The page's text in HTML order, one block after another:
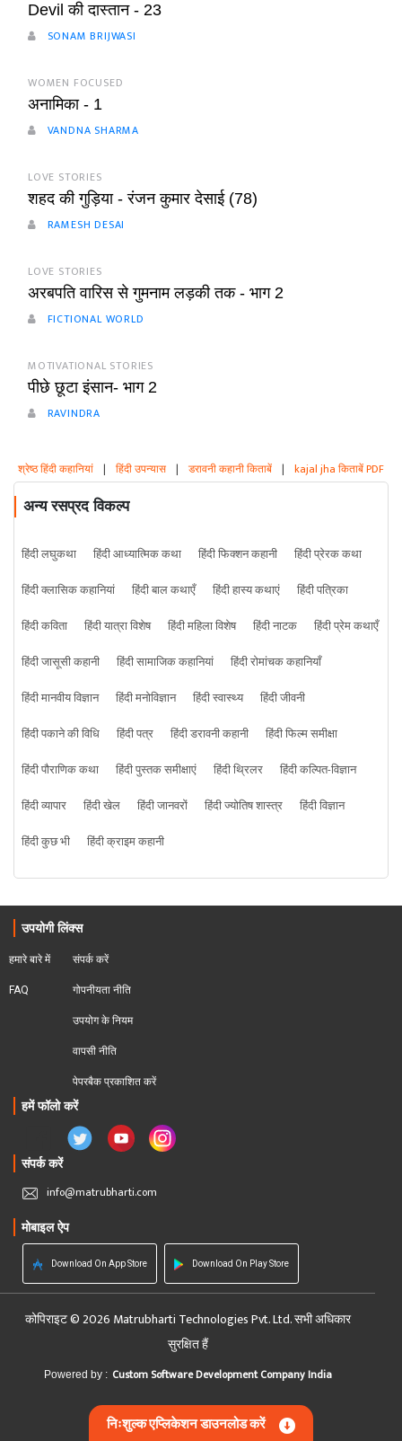
Devil की दास्तान - 23
SONAM BRIJWASI
WOMEN FOCUSED
अनामिका - 1
VANDNA SHARMA
LOVE STORIES
शहद की गुड़िया - रंजन कुमार देसाई (78)
RAMESH DESAI
LOVE STORIES
अरबपति वारिस से गुमनाम लड़की तक - भाग 2
FICTIONAL WORLD
MOTIVATIONAL STORIES
पीछे छूटा इंसान- भाग 2
RAVINDRA
श्रेष्ठ हिंदी कहानियां | हिंदी उपन्यास | डरावनी कहानी किताबें | kajal jha किताबें PDF
अन्य रसप्रद विकल्प
हिंदी लघुकथा हिंदी आध्यात्मिक कथा हिंदी फिक्शन कहानी
हिंदी प्रेरक कथा
हिंदी क्लासिक कहानियां
हिंदी बाल कथाएँ हिंदी हास्य कथाएं
हिंदी पत्रिका
हिंदी कविता
हिंदी यात्रा विशेष हिंदी महिला विशेष हिंदी नाटक
हिंदी प्रेम कथाएँ
हिंदी जासूसी कहानी
हिंदी सामाजिक कहानियां
हिंदी रोमांचक कहानियाँ
हिंदी मानवीय विज्ञान
हिंदी मनोविज्ञान हिंदी स्वास्थ्य
हिंदी जीवनी
हिंदी पकाने की विधि
हिंदी पत्र हिंदी डरावनी कहानी
हिंदी फिल्म समीक्षा
हिंदी पौराणिक कथा
हिंदी पुस्तक समीक्षाएं हिंदी थ्रिलर
हिंदी कल्पित-विज्ञान
हिंदी व्यापार
हिंदी खेल हिंदी जानवरों हिंदी ज्योतिष शास्त्र
हिंदी विज्ञान
हिंदी कुछ भी
हिंदी क्राइम कहानी
उपयोगी लिंक्स
हमारे बारे में
FAQ
संपर्क करें
गोपनीयता नीति
उपयोग के नियम
वापसी नीति
पेपरबैक प्रकाशित करें
हमें फॉलो करें
संपर्क करें
info@matrubharti.com
मोबाइल ऐप
Download On App Store Download On Play Store
कोपिराइट © 2026 Matrubharti Technologies Pvt. Ltd. सभी अधिकार
सुरक्षित हैं
Powered by : Custom Software Development Company India
निःशुल्क एप्लिकेशन डाउनलोड करें